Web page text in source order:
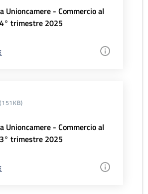
Unioncamere - Commercio al
trimestre 2025
(151KB)
Unioncamere - Commercio al
trimestre 2025